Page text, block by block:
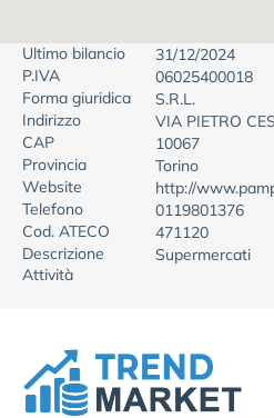
Ultimo bilancio
31/12/2024
P.IVA
06025400018
Forma giuridica
S.R.L.
Indirizzo
VIA PIETRO
CAP
10067
Provincia
Torino
Website
http://
Telefono
0119801376
Cod. ATECO
471120
Descrizione
Attività
Supermercati